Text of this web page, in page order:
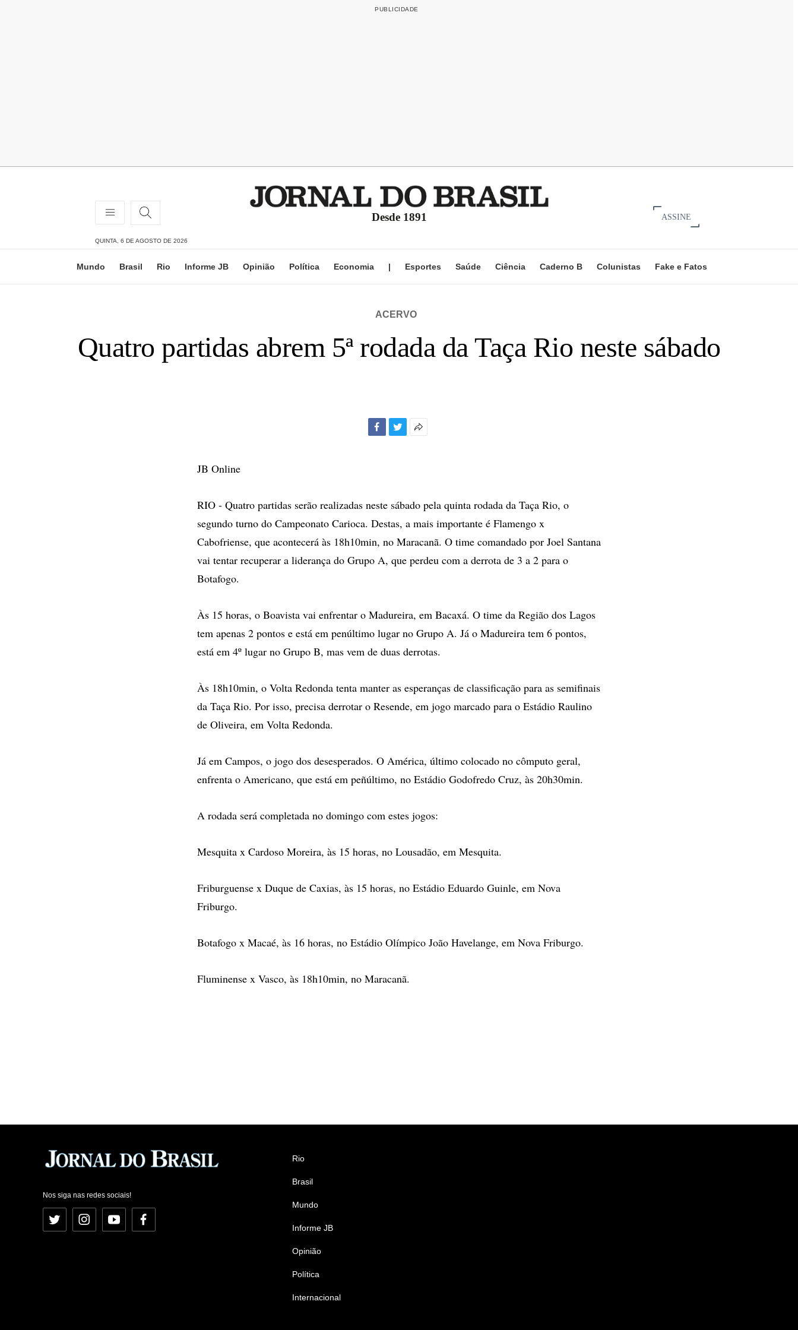
Desde 1891 ASSINE
QUINTA, 6 DE AGOSTO DE 2026
Mundo Brasil Rio Informe JB Opinião Política Economia | Esportes Saúde Ciência Caderno B Colunistas Fake e Fatos
ACERVO
Quatro partidas abrem 5ª rodada da Taça Rio neste sábado
JB Online
RIO - Quatro partidas serão realizadas neste sábado pela quinta rodada da Taça Rio, o
segundo turno do Campeonato Carioca. Destas, a mais importante é Flamengo x
Cabofriense, que acontecerá às 18h10min, no Maracanã. O time comandado por Joel Santana
vai tentar recuperar a liderança do Grupo A, que perdeu com a derrota de 3 a 2 para o
Botafogo.
Às 15 horas, o Boavista vai enfrentar o Madureira, em Bacaxá. O time da Região dos Lagos
tem apenas 2 pontos e está em penúltimo lugar no Grupo A. Já o Madureira tem 6 pontos,
está em 4º lugar no Grupo B, mas vem de duas derrotas.
Às 18h10min, o Volta Redonda tenta manter as esperanças de classificação para as semifinais
da Taça Rio. Por isso, precisa derrotar o Resende, em jogo marcado para o Estádio Raulino
de Oliveira, em Volta Redonda.
Já em Campos, o jogo dos desesperados. O América, último colocado no cômputo geral,
enfrenta o Americano, que está em peñúltimo, no Estádio Godofredo Cruz, às 20h30min.
A rodada será completada no domingo com estes jogos:
Mesquita x Cardoso Moreira, às 15 horas, no Lousadão, em Mesquita.
Friburguense x Duque de Caxias, às 15 horas, no Estádio Eduardo Guinle, em Nova
Friburgo.
Botafogo x Macaé, às 16 horas, no Estádio Olímpico João Havelange, em Nova Friburgo.
Fluminense x Vasco, às 18h10min, no Maracanã.
Nos siga nas redes sociais!
Twitter InstagramYouTubeFacebook
Rio
Brasil
Mundo
Informe JB
Opinião
Política
Internacional